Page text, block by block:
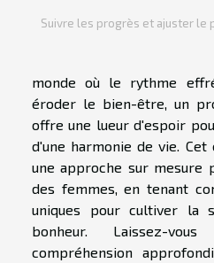
Suivre les progrès et ajuster le
monde où le rythme
éroder le bien-être, un
offre une lueur d'espoir
d'une harmonie de vie.
une approche sur mesure
des femmes, en tenant
uniques pour cultiver la
bonheur. Laissez-
compréhension